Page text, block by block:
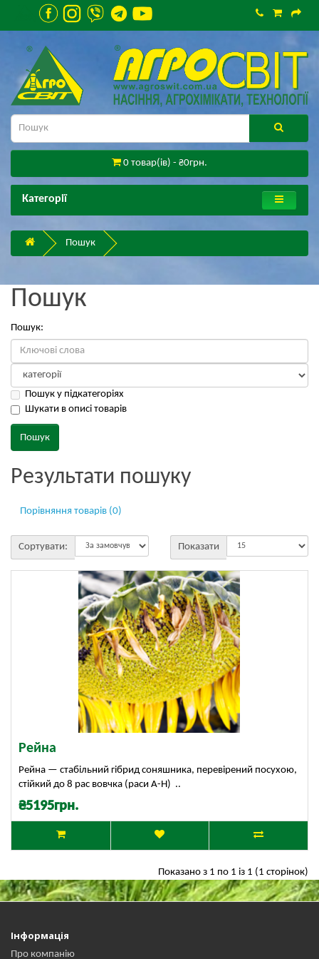
0 товар(ів) - ₴0грн.
Категорії
Пошук
Пошук
Пошук:
Пошук у підкатегоріях
Шукати в описі товарів
Результати пошуку
Порівняння товарів (0)
Сортувати: Показати
Рейна
Рейна — стабільний гібрид соняшника, перевірений посухою,
стійкий до 8 рас вовчка (раси А-Н) ..
₴5195грн.
Показано з 1 по 1 із 1 (1 сторінок)
Інформація
Про компанію